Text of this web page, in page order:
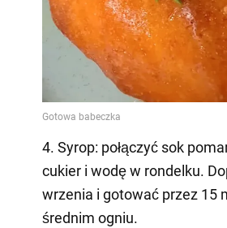
4. Syrop: połączyć sok
cukier i wodę w rondelku.
wrzenia i gotować przez 15
średnim ogniu.